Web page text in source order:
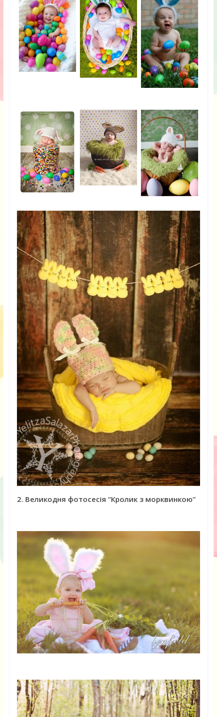
2. Великодня фотосесія “Кролик з морквинкою”